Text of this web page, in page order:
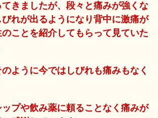
きましたが、段々と痛みが強くな
びれが出るようになり背中に激痛が
ことを紹介してもらって見ていた
ように今ではしびれも痛みもなく
プや飲み薬に頼ることなく痛みが